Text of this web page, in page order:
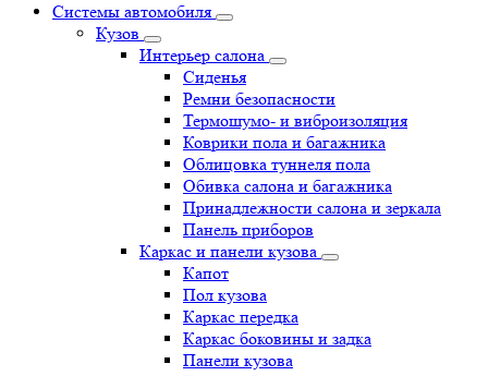
Системы автомобиля
Кузов
Интерьер салона
Сиденья
Ремни безопасности
Термошумо- и виброизоляция
Коврики пола и багажника
Облицовка туннеля пола
Обивка салона и багажника
Принадлежности салона и зеркала
Панель приборов
Каркас и панели кузова
Капот
Пол кузова
Каркас передка
Каркас боковины и задка
Панели кузова